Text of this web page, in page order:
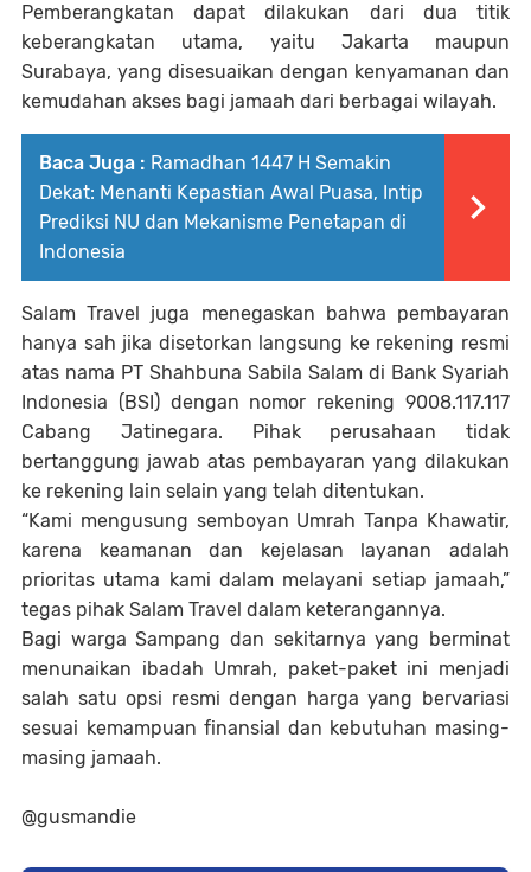
Pemberangkatan dapat dilakukan dari dua titik
keberangkatan utama, yaitu Jakarta maupun
Surabaya, yang disesuaikan dengan kenyamanan dan
kemudahan akses bagi jamaah dari berbagai wilayah.
Baca Juga : Ramadhan 1447 H Semakin
Dekat: Menanti Kepastian Awal Puasa, Intip
Prediksi NU dan Mekanisme Penetapan di
Indonesia
Salam Travel juga menegaskan bahwa pembayaran
hanya sah jika disetorkan langsung ke rekening resmi
atas nama PT Shahbuna Sabila Salam di Bank Syariah
Indonesia (BSI) dengan nomor rekening 9008.117.117
Cabang Jatinegara. Pihak perusahaan tidak
bertanggung jawab atas pembayaran yang dilakukan
ke rekening lain selain yang telah ditentukan.
“Kami mengusung semboyan Umrah Tanpa Khawatir,
karena keamanan dan kejelasan layanan adalah
prioritas utama kami dalam melayani setiap jamaah,”
tegas pihak Salam Travel dalam keterangannya.
Bagi warga Sampang dan sekitarnya yang berminat
menunaikan ibadah Umrah, paket-paket ini menjadi
salah satu opsi resmi dengan harga yang bervariasi
sesuai kemampuan finansial dan kebutuhan masing-
masing jamaah.
@gusmandie